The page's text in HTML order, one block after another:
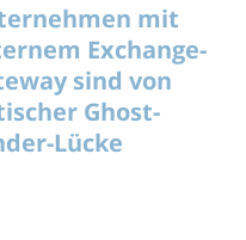
mit
Exchange-
sind von
Ghost-
Lücke